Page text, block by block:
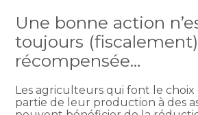
Une bonne action
toujours (fiscalement)
récompensée…
Les agriculteurs qui font le
partie de leur production à des